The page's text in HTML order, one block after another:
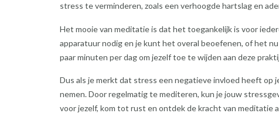
stress te verminderen, zoals een verhoogde hartslag en
Het mooie van meditatie is dat het toegankelijk is voor
apparatuur nodig en je kunt het overal beoefenen, of het
paar minuten per dag om jezelf toe te wijden aan deze
Dus als je merkt dat stress een negatieve invloed heeft op
nemen. Door regelmatig te mediteren, kun je jouw
voor jezelf, kom tot rust en ontdek de kracht van meditatie